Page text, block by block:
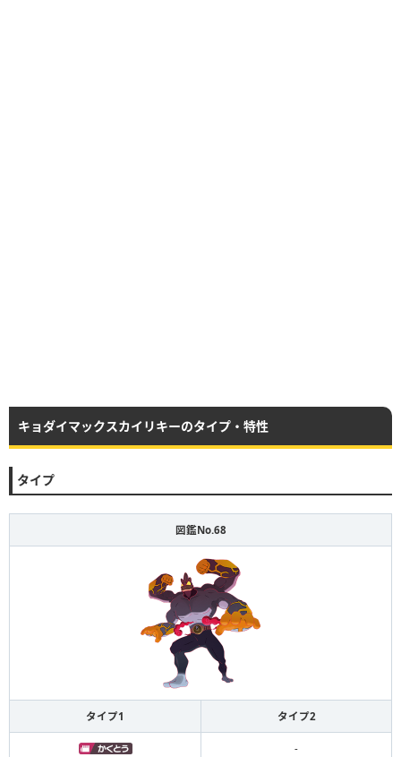
キョダイマックスカイリキーのタイプ・特性
タイプ
図鑑No.68
タイプ1 タイプ2
-